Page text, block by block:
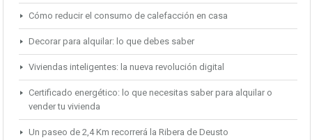
Cómo reducir el consumo de calefacción en casa
Decorar para alquilar: lo que debes saber
Viviendas inteligentes: la nueva revolución digital
Certificado energético: lo que necesitas saber para alquilar o
vender tu vivienda
Un paseo de 2,4 Km recorrerá la Ribera de Deusto